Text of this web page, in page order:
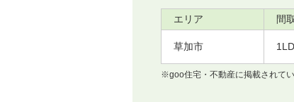
エリア 間
草加市
※goo住宅・不動産に掲載されて